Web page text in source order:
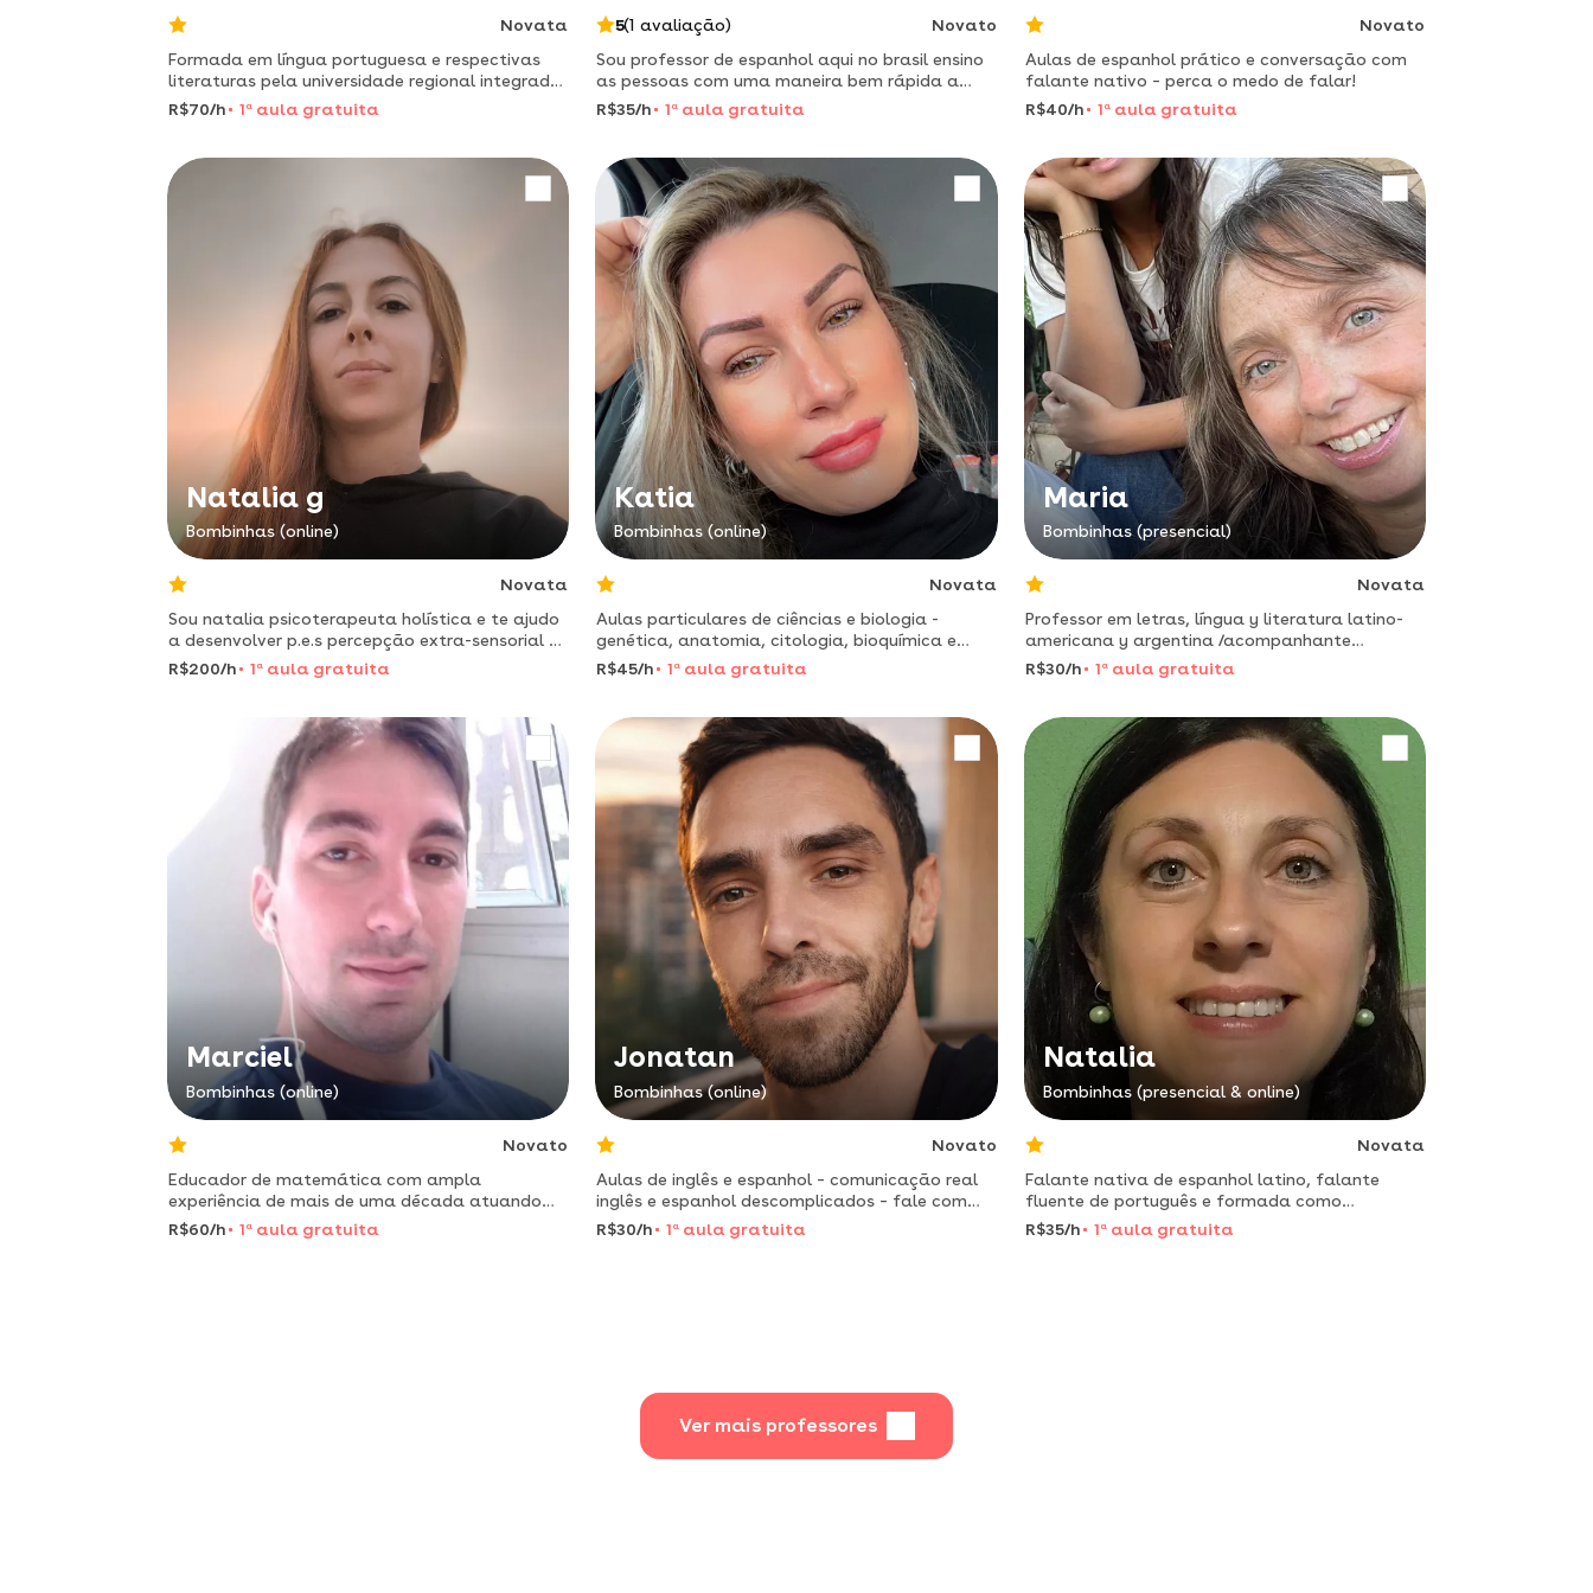
Novata
Formada em língua portuguesa e respectivas
literaturas pela universidade regional integrada
do alto uruguai e das missões - uri. especialista
em gêneros textuais e gramática.
R$70/h 1 a aula gratuita
5(1 avaliação)
Novato
Sou professor de espanhol aqui no brasil ensino
as pessoas com uma maneira bem rápida a
dominar o espanhol.
R$35/h 1 a aula gratuita
Novato
Aulas de espanhol prático e conversação com
falante nativo – perca o medo de falar!
R$40/h
1 aaula gratuita
Natalia g
Bombinhas (online)
Novata
Sou natalia psicoterapeuta holística e te ajudo
a desenvolver p.e.s percepção extra-sensorial e
v.e.o visão extra ocular. também praticas de
respiração e telekinesis. @jupiternacasa2
R$200/h 1 a aula gratuita
Katia
Bombinhas (online)
Novata
Aulas particulares de ciências e biologia -
genética, anatomia, citologia, bioquímica e
microbiologia.
R$45/h 1 a aula gratuita
Maria
Bombinhas (presencial)
Novata
Professor em letras, língua y literatura latino-
americana y argentina /acompanhante
terapêutico para tdh e autismo
R$30/h 1 aaula gratuita
Marciel
Bombinhas (online)
Novato
Educador de matemática com ampla
experiência de mais de uma década atuando
em todos os níveis escolares.
R$60/h 1 a aula gratuita
Jonatan
Bombinhas (online)
Novato
Aulas de inglês e espanhol – comunicação real
inglês e espanhol descomplicados – fale com
confiança
R$30/h 1 a aula gratuita
Natalia
Bombinhas (presencial & online)
Novata
Falante nativa de espanhol latino, falante
fluente de português e formada como
professora de língua inglesa e pedagogia
focada em aprendizagem de alunos que
R$35/h 1 aaula gratuita
Ver mais professores